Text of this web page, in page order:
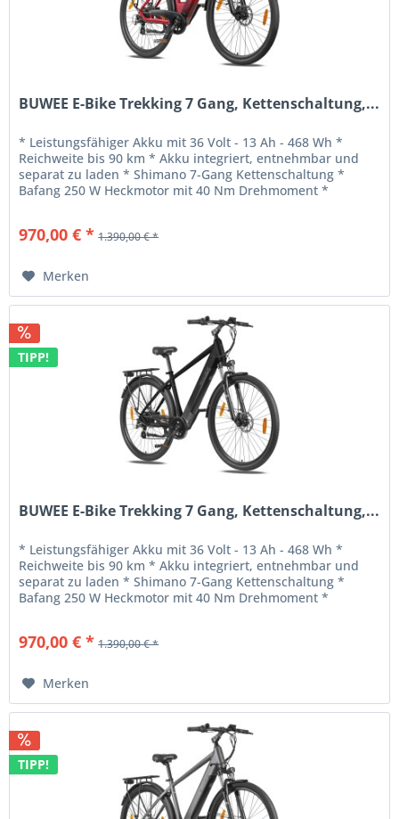
BUWEE E-Bike Trekking 7 Gang, Kettenschaltung,...
* Leistungsfähiger Akku mit 36 Volt - 13 Ah - 468 Wh *
Reichweite bis 90 km * Akku integriert, entnehmbar und
separat zu laden * Shimano 7-Gang Kettenschaltung *
Bafang 250 W Heckmotor mit 40 Nm Drehmoment *
970,00 € * 1.390,00 € *
Merken
TIPP!
BUWEE E-Bike Trekking 7 Gang, Kettenschaltung,...
* Leistungsfähiger Akku mit 36 Volt - 13 Ah - 468 Wh *
Reichweite bis 90 km * Akku integriert, entnehmbar und
separat zu laden * Shimano 7-Gang Kettenschaltung *
Bafang 250 W Heckmotor mit 40 Nm Drehmoment *
970,00 € * 1.390,00 € *
Merken
TIPP!